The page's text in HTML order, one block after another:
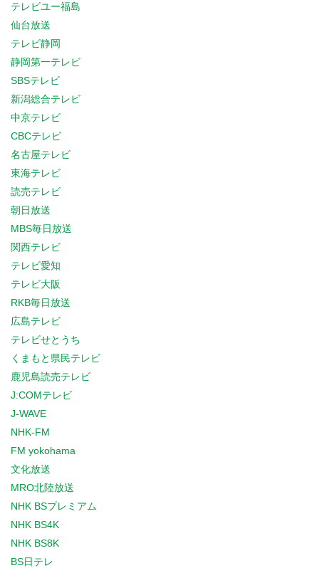
テレビユー福島
仙台放送
テレビ静岡
静岡第一テレビ
SBSテレビ
新潟総合テレビ
中京テレビ
CBCテレビ
名古屋テレビ
東海テレビ
読売テレビ
朝日放送
MBS毎日放送
関西テレビ
テレビ愛知
テレビ大阪
RKB毎日放送
広島テレビ
テレビせとうち
くまもと県民テレビ
鹿児島読売テレビ
J:COMテレビ
J-WAVE
NHK-FM
FM yokohama
文化放送
MRO北陸放送
NHK BSプレミアム
NHK BS4K
NHK BS8K
BS日テレ